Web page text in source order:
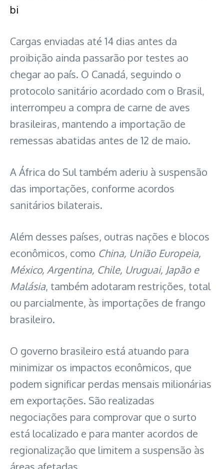
bi
Cargas enviadas até 14 dias antes da
proibição ainda passarão por testes ao
chegar ao país. O Canadá, seguindo o
protocolo sanitário acordado com o Brasil,
interrompeu a compra de carne de aves
brasileiras, mantendo a importação de
remessas abatidas antes de 12 de maio.
A África do Sul também aderiu à suspensão
das importações, conforme acordos
sanitários bilaterais.
Além desses países, outras nações e blocos
econômicos, como China, União Europeia,
México, Argentina, Chile, Uruguai, Japão e
Malásia, também adotaram restrições, total
ou parcialmente, às importações de frango
brasileiro.
O governo brasileiro está atuando para
minimizar os impactos econômicos, que
podem significar perdas mensais milionárias
em exportações. São realizadas
negociações para comprovar que o surto
está localizado e para manter acordos de
regionalização que limitem a suspensão às